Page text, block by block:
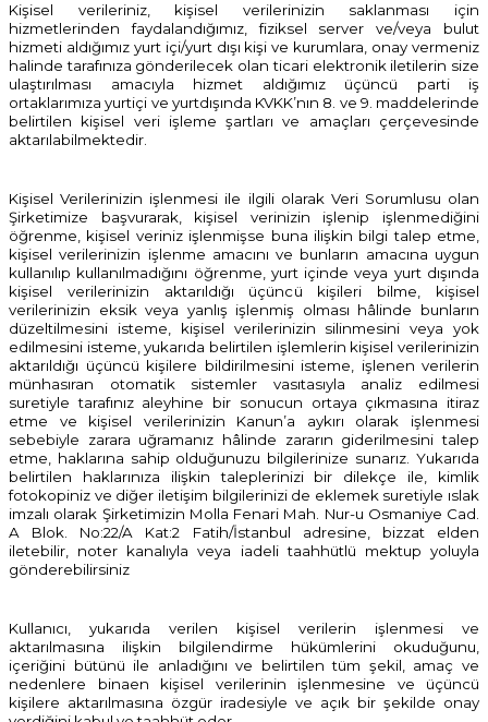
Kişisel verileriniz, kişisel verilerinizin saklanması için
hizmetlerinden faydalandığımız, fiziksel server ve/veya bulut
hizmeti aldığımız yurt içi/yurt dışı kişi ve kurumlara, onay vermeniz
halinde tarafınıza gönderilecek olan ticari elektronik iletilerin size
ulaştırılması amacıyla hizmet aldığımız üçüncü parti iş
ortaklarımıza yurtiçi ve yurtdışında KVKK’nın 8. ve 9. maddelerinde
belirtilen kişisel veri işleme şartları ve amaçları çerçevesinde
aktarılabilmektedir.
Kişisel Verilerinizin işlenmesi ile ilgili olarak Veri Sorumlusu olan
Şirketimize başvurarak, kişisel verinizin işlenip işlenmediğini
öğrenme, kişisel veriniz işlenmişse buna ilişkin bilgi talep etme,
kişisel verilerinizin işlenme amacını ve bunların amacına uygun
kullanılıp kullanılmadığını öğrenme, yurt içinde veya yurt dışında
kişisel verilerinizin aktarıldığı üçüncü kişileri bilme, kişisel
verilerinizin eksik veya yanlış işlenmiş olması hâlinde bunların
düzeltilmesini isteme, kişisel verilerinizin silinmesini veya yok
edilmesini isteme, yukarıda belirtilen işlemlerin kişisel verilerinizin
aktarıldığı üçüncü kişilere bildirilmesini isteme, işlenen verilerin
münhasıran otomatik sistemler vasıtasıyla analiz edilmesi
suretiyle tarafınız aleyhine bir sonucun ortaya çıkmasına itiraz
etme ve kişisel verilerinizin Kanun’a aykırı olarak işlenmesi
sebebiyle zarara uğramanız hâlinde zararın giderilmesini talep
etme, haklarına sahip olduğunuzu bilgilerinize sunarız. Yukarıda
belirtilen haklarınıza ilişkin taleplerinizi bir dilekçe ile, kimlik
fotokopiniz ve diğer iletişim bilgilerinizi de eklemek suretiyle ıslak
imzalı olarak Şirketimizin Molla Fenari Mah. Nur-u Osmaniye Cad.
A Blok. No:22/A Kat:2 Fatih/İstanbul adresine, bizzat elden
iletebilir, noter kanalıyla veya iadeli taahhütlü mektup yoluyla
gönderebilirsiniz
Kullanıcı, yukarıda verilen kişisel verilerin işlenmesi ve
aktarılmasına ilişkin bilgilendirme hükümlerini okuduğunu,
içeriğini bütünü ile anladığını ve belirtilen tüm şekil, amaç ve
nedenlere binaen kişisel verilerinin işlenmesine ve üçüncü
kişilere aktarılmasına özgür iradesiyle ve açık bir şekilde onay